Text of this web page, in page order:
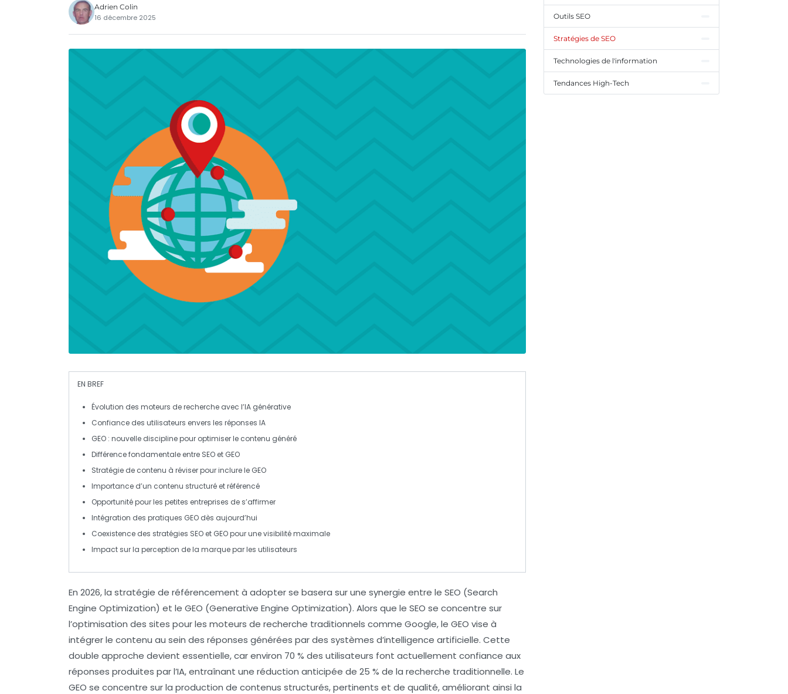
Adrien Colin
16 décembre 2025
EN BREF
Évolution des moteurs de recherche avec l’IA générative
Confiance des utilisateurs envers les réponses IA
GEO : nouvelle discipline pour optimiser le contenu généré
Différencefondamentale entre SEO et GEO
Stratégie de contenu à réviser pour inclure le GEO
Importance d’un contenu structuré etréférencé
Opportunitépour les petites entreprises de s’affirmer
Intégration des pratiques GEO dès aujourd’hui
Coexistence des stratégies SEO et GEO pour une visibilité maximale
Impact sur la perception de la marque par les utilisateurs
En 2026, la stratégie de référencement à adopter se basera sur une synergie entre le SEO (Search
Engine Optimization) et le GEO (Generative Engine Optimization). Alors que le SEO se concentre sur
l’optimisation des sites pour les moteurs de recherche traditionnels comme Google, le GEO vise à
intégrer le contenu au sein des réponses générées par des systèmes d’intelligence artificielle. Cette
double approche devient essentielle, car environ 70 % des utilisateurs font actuellement confiance aux
réponses produites par l’IA, entraînant une réduction anticipée de 25 % de la recherche traditionnelle. Le
GEO se concentre sur la production de contenus structurés,pertinents et de qualité, améliorant ainsi la
Outils SEO
Stratégies de SEO
Technologies de l'information
Tendances High-Tech